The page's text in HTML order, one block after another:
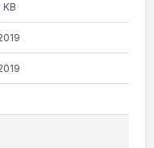
KB